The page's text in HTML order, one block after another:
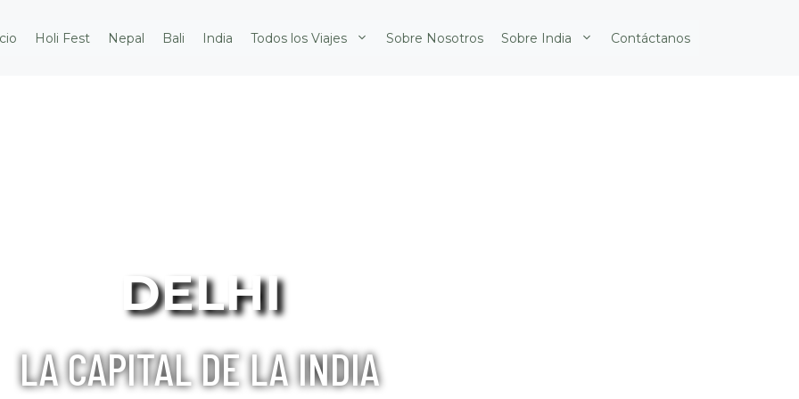
Holi Fest Nepal Bali India Todos los Viajes Sobre Nosotros Sobre India Contáctanos
DELHI
LA CAPITAL DE LA INDIA